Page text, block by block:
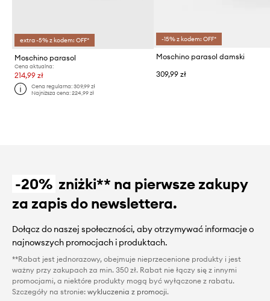
extra -5% z kodem: OFF*
Moschino parasol
Cena aktualna:
214,99 zł
Cena regularna:309,99 zł
Najniższa cena:224,99 zł
-15% z kodem: OFF*
Moschino parasol damski
309,99 zł
-20% zniżki** na pierwsze zakupy
za zapis do newslettera.
Dołącz do naszej społeczności, aby otrzymywać informacje o
najnowszych promocjach i produktach.
**Rabat jest jednorazowy, obejmuje nieprzecenione produkty i jest
ważny przy zakupach za min. 350 zł. Rabat nie łączy się z innymi
promocjami, a niektóre produkty mogą być wyłączone z rabatu.
Szczegóły na stronie: wykluczenia z promocji.